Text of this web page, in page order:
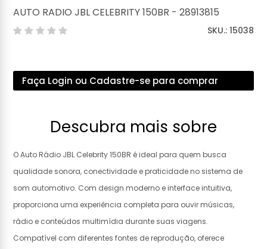
AUTO RADIO JBL CELEBRITY 150BR - 28913815
SKU.: 15038
Faça Login ou Cadastre-se para comprar
Descubra mais sobre
O Auto Rádio JBL Celebrity 150BR é ideal para quem busca
qualidade sonora, conectividade e praticidade no sistema de
som automotivo. Com design moderno e interface intuitiva,
proporciona uma experiência completa para ouvir músicas,
rádio e conteúdos multimídia durante suas viagens.
Compatível com diferentes fontes de reprodução, oferece